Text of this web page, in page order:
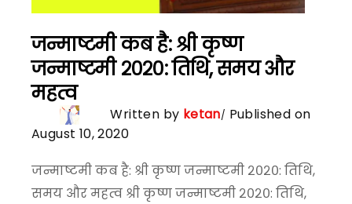
जन्माष्टमी कब है: श्री कृष्ण
जन्माष्टमी २०२०: तिथि, समय और
महत्व
Written by ketan Published on
August 10, 2020
जन्माष्टमी कब है: श्री कृष्ण जन्माष्टमी २०२०: तिथि,
समय और महत्व श्री कृष्ण जन्माष्टमी २०२०: तिथि,